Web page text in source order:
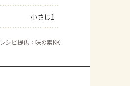
小さじ1
レシピ提供：味の素KK